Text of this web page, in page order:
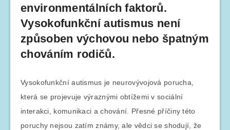
environmentálních faktorů.
Vysokofunkční autismus není
způsoben výchovou nebo špatným
chováním rodičů.
Vysokofunkční autismus je neurovývojová porucha,
která se projevuje výraznými obtížemi v sociální
interakci, komunikaci a chování. Přesné příčiny této
poruchy nejsou zatím známy, ale vědci se shodují, že